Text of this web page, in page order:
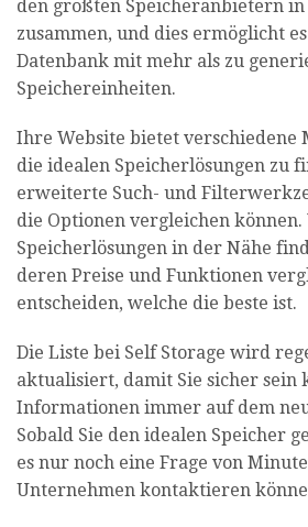
den größten Speicheranbietern in
zusammen, und dies ermöglicht
Datenbank mit mehr als zu
Speichereinheiten.
Ihre Website bietet verschiedene
die idealen Speicherlösungen zu
erweiterte Such- und
die Optionen vergleichen können.
Speicherlösungen in der Nähe
deren Preise und Funktionen
entscheiden, welche die beste ist.
Die Liste bei Self Storage wird
aktualisiert, damit Sie sicher sein
Informationen immer auf dem
Sobald Sie den idealen Speicher
es nur noch eine Frage von
Unternehmen kontaktieren